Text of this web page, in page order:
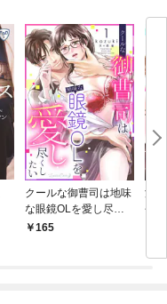
クールな御曹司は地味
な眼鏡OLを愛し尽く
したい【分冊版】 1
165
濃
長